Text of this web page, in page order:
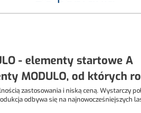
- elementy startowe A
MODULO, od
zastosowania i niską ceną. Wystarczy
odbywa się na najnowocześniejszych